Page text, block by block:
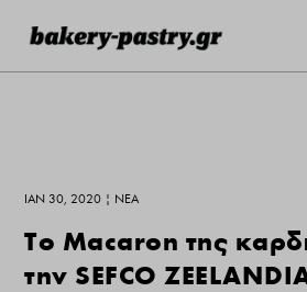
ΙΑΝ 30, 2020 | ΝΕΑ
Το Macaron της
την SEFCO